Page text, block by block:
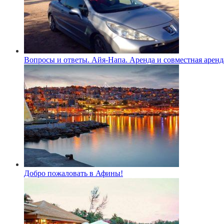
Вопросы и ответы. Айя-Напа. Аренда и совместная
Добро пожаловать в Афины!